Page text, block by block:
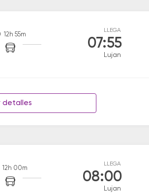
12h 55m
LLEGA
07:55
Lujan
detalles
12h 00m
LLEGA
08:00
Lujan